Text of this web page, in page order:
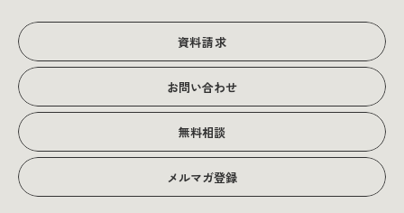
会社沿革
会社概要
資料請求
お問い合わせ
無料相談
メルマガ登録